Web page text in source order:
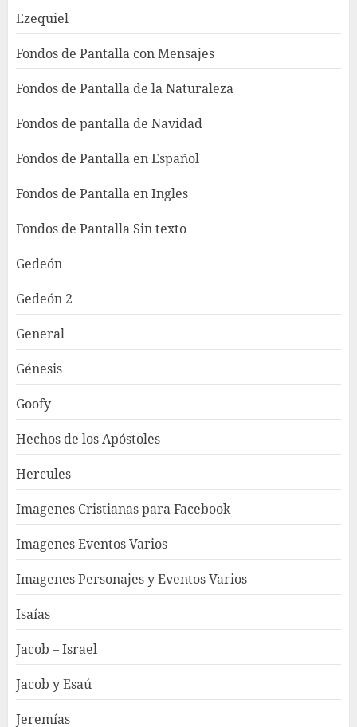
Ezequiel
Fondos de Pantalla con Mensajes
Fondos de Pantalla de la Naturaleza
Fondos de pantalla de Navidad
Fondos de Pantalla en Español
Fondos de Pantalla en Ingles
Fondos de Pantalla Sin texto
Gedeón
Gedeón 2
General
Génesis
Goofy
Hechos de los Apóstoles
Hercules
Imagenes Cristianas para Facebook
Imagenes Eventos Varios
Imagenes Personajes y Eventos Varios
Isaías
Jacob – Israel
Jacob y Esaú
Jeremías